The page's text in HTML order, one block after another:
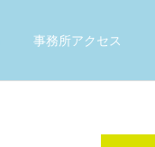
事務所アクセス